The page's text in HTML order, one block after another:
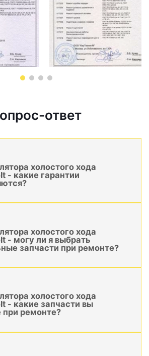
ответ
холостого хода
- какие гарантии
холостого хода
- могу ли я выбрать
запчасти при ремонте?
холостого хода
- какие запчасти вы
при ремонте?